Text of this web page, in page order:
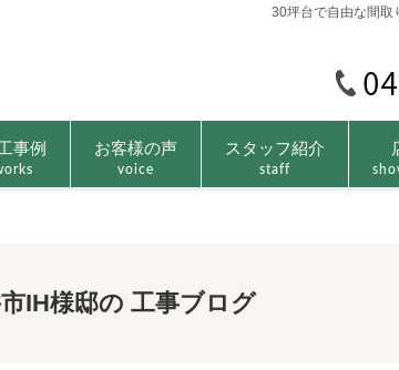
30坪台で自由な間取
事例 お客様の声
voice
スタッフ紹介
staff
IH様邸の 工事ブログ